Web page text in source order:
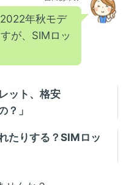
年秋モデ
が、SIMロッ
ット、格安
？」
たりする？SIMロッ